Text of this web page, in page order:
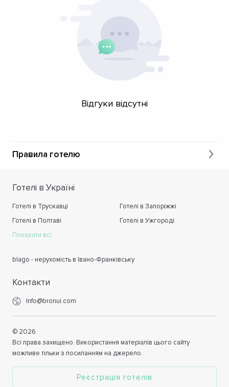
Відгуки відсутні
Правила готелю
Готелі в Україні
Готелі в Трускавці
Готелі в Запоріжжі
Готелі в Полтаві
Готелі в Ужгороді
Показати всі
blago - нерухомість в Івано-Франківську
Контакти
Info@bronui.com
© 2026
Всі права захищено. Використання матеріалів цього сайту
можливе тільки з посиланням на джерело.
Реєстрація готелів